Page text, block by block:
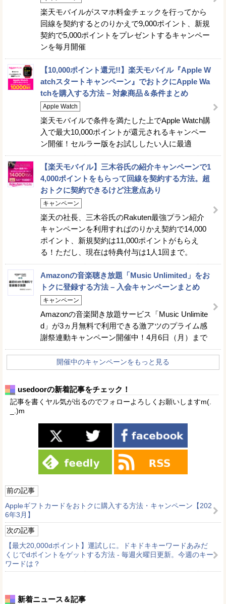
楽天モバイルがスマホ料金チェックを行ってから
回線を契約するとのりかえで9,000ポイント、新規
契約で5,000ポイントをプレゼントするキャンペー
ンを毎月開催
【10,000ポイント還元!!】楽天モバイル『Apple W
atchスタートキャンペーン』でおトクにApple Wa
tchを購入する方法 – 対象商品＆条件まとめ
Apple Watch
楽天モバイルで条件を満たした上でApple Watch購
入で最大10,000ポイントが還元されるキャンペー
ン開催！セルラー版をお試ししたい人に最適
【楽天モバイル】三木谷氏の紹介キャンペーンで1
4,000ポイントをもらって回線を契約する方法。超
おトクに契約できるけど注意点あり
キャンペーン
楽天の社長、三木谷氏のRakuten最強プラン紹介
キャンペーンを利用すればのりかえ契約で14,000
ポイント、新規契約は11,000ポイントがもらえ
る！ただし、現在は特典付与は1人1回まで。
Amazonの音楽聴き放題「Music Unlimited」をお
トクに登録する方法 – 入会キャンペーンまとめ
キャンペーン
Amazonの音楽聞き放題サービス「Music Unlimite
d」が3ヵ月無料で利用できる激アツのプライム感
謝祭連動キャンペーン開催中！4月6日（月）まで
開催中のキャンペーンをもっと見る
usedoorの新着記事をチェック！
記事を書くヤル気が出るのでフォローよろしくお願いしますm(.
_.)m
前の記事
Appleギフトカードをおトクに購入する方法・キャンペーン【202
6年3月】
次の記事
【最大20,000dポイント】運試しに。ドキドキキーワードあみだ
くじでdポイントをゲットする方法 - 毎週火曜日更新。今週のキー
ワードは？
新着ニュース＆記事